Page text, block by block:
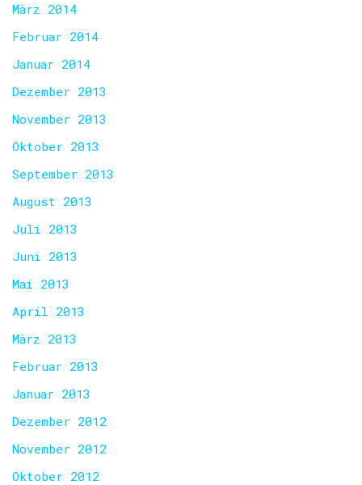
März 2014
Februar 2014
Januar 2014
Dezember 2013
November 2013
Oktober 2013
September 2013
August 2013
Juli 2013
Juni 2013
Mai 2013
April 2013
März 2013
Februar 2013
Januar 2013
Dezember 2012
November 2012
Oktober 2012